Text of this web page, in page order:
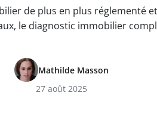
de plus en plus réglementé
le diagnostic immobilier
Mathilde Masson
27 août 2025